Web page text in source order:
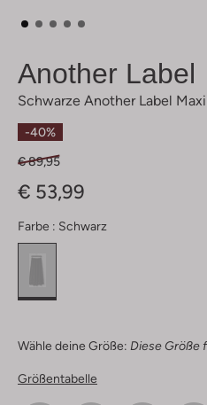
Another Label
Schwarze Another Label
-40%
€ 89,95
€ 53,99
Farbe : Schwarz
Wähle deine Größe: Diese Größe
Größentabelle